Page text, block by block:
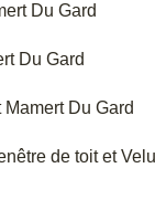
Du Gard
Du Gard
Du Gard
de toit et